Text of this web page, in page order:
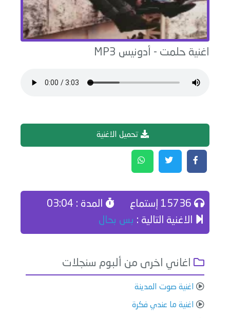
اغنية حلمت - أدونيس MP3
تحميل الاغنية
المدة : 03:04
الاغنية التالية : بس بحال
اغاني اخرى من ألبوم سنجلات
اغنية صوت المدينة
اغنية ما عندي فكرة